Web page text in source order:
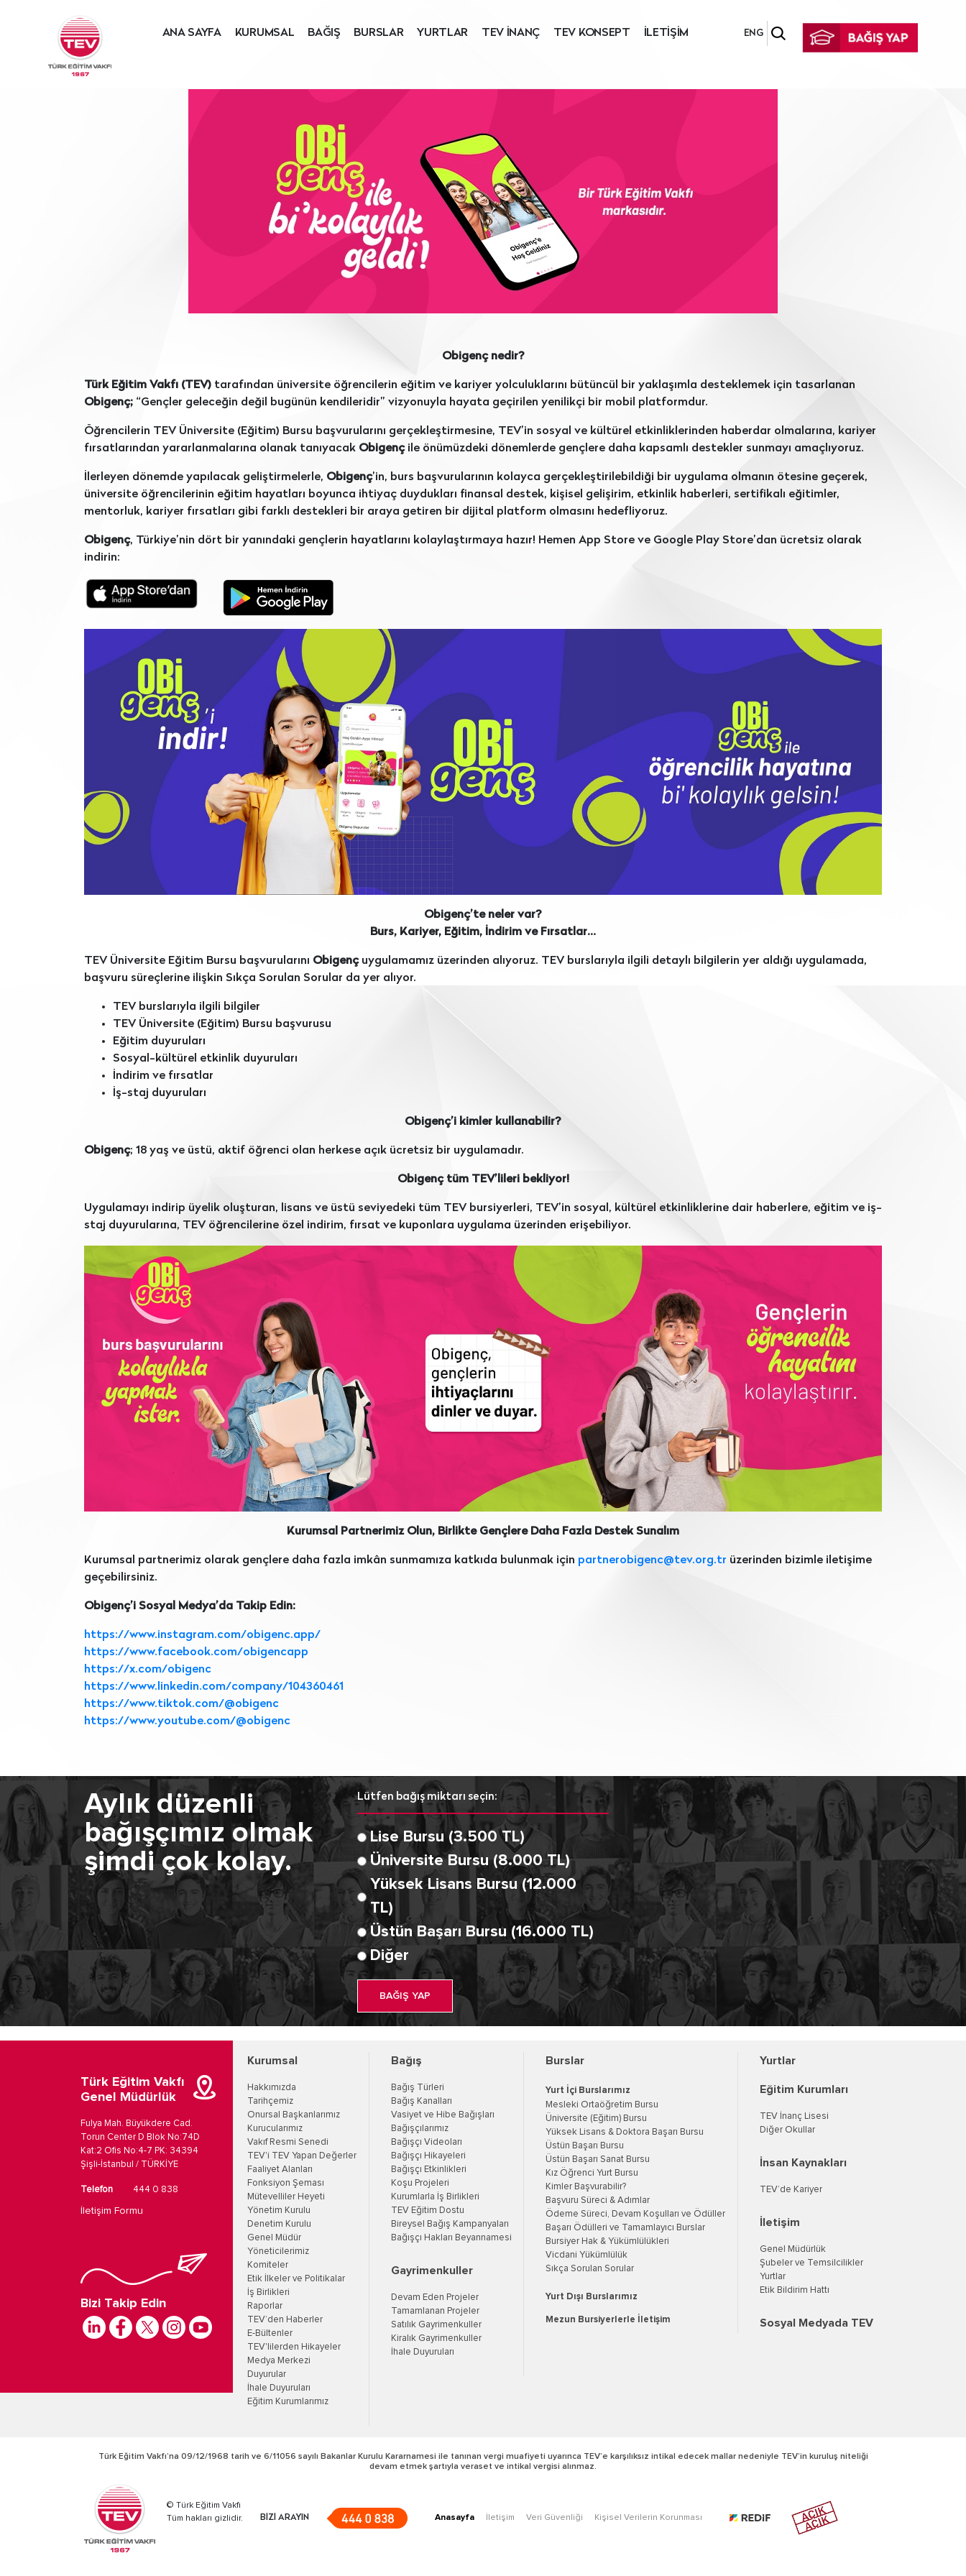
ANA SAYFA KURUMSAL BAĞIŞ BURSLAR YURTLAR TEV İNANÇ TEV KONSEPT İLETİŞİM ENG
Obigenç nedir?
Türk Eğitim Vakfı (TEV) tarafından üniversite öğrencilerin eğitim ve kariyer yolculuklarını bütüncül bir yaklaşımla desteklemek için tasarlanan
Obigenç; “Gençler geleceğin değil bugünün kendileridir” vizyonuyla hayata geçirilen yenilikçi bir mobil platformdur.
Öğrencilerin TEV Üniversite (Eğitim) Bursu başvurularını gerçekleştirmesine, TEV’in sosyal ve kültürel etkinliklerinden haberdar olmalarına, kariyer
fırsatlarından yararlanmalarına olanak tanıyacak Obigençile önümüzdeki dönemlerde gençlere daha kapsamlı destekler sunmayı amaçlıyoruz.
İlerleyen dönemde yapılacak geliştirmelerle, Obigenç’in, burs başvurularının kolayca gerçekleştirilebildiği bir uygulama olmanın ötesine geçerek,
üniversite öğrencilerinin eğitim hayatları boyunca ihtiyaç duydukları finansal destek, kişisel gelişirim, etkinlik haberleri, sertifikalı eğitimler,
mentorluk, kariyer fırsatları gibi farklı destekleri bir araya getiren bir dijital platform olmasını hedefliyoruz.
Obigenç, Türkiye’nin dört bir yanındaki gençlerin hayatlarını kolaylaştırmaya hazır! Hemen App Store ve Google Play Store’dan ücretsiz olarak
indirin:
Obigenç’te neler var?
Burs, Kariyer, Eğitim, İndirim ve Fırsatlar…
TEV Üniversite Eğitim Bursu başvurularını Obigençuygulamamız üzerinden alıyoruz. TEV burslarıyla ilgili detaylı bilgilerin yer aldığı uygulamada,
başvuru süreçlerine ilişkin Sıkça Sorulan Sorular da yer alıyor.
TEV burslarıyla ilgili bilgiler
TEV Üniversite (Eğitim) Bursu başvurusu
Eğitim duyuruları
Sosyal-kültürel etkinlik duyuruları
İndirim ve fırsatlar
İş-staj duyuruları
Obigenç’i kimler kullanabilir?
Obigenç; 18 yaş ve üstü, aktif öğrenci olan herkese açık ücretsiz bir uygulamadır.
Obigenç tüm TEV’lileri bekliyor!
Uygulamayı indirip üyelik oluşturan, lisans ve üstü seviyedeki tüm TEV bursiyerleri, TEV’in sosyal, kültürel etkinliklerine dair haberlere, eğitim ve iş-
staj duyurularına, TEV öğrencilerine özel indirim, fırsat ve kuponlara uygulama üzerinden erişebiliyor.
Kurumsal Partnerimiz Olun, Birlikte Gençlere Daha Fazla Destek Sunalım
Kurumsal partnerimiz olarak gençlere daha fazla imkân sunmamıza katkıda bulunmak için partnerobigenc@tev.org.tr üzerinden bizimle iletişime
geçebilirsiniz.
Obigenç’i Sosyal Medya’da Takip Edin:
https://www.instagram.com/obigenc.app/
https://www.facebook.com/obigencapp
https://x.com/obigenc
https://www.linkedin.com/company/104360461
https://www.tiktok.com/@obigenc
https://www.youtube.com/@obigenc
Aylık düzenli
bağışçımız olmak
şimdi çok kolay.
Lütfen bağış miktarı seçin:
Lise Bursu (3.500 TL)
Üniversite Bursu (8.000 TL)
Yüksek Lisans Bursu (12.000
TL)
Üstün Başarı Bursu (16.000 TL)
Diğer
BAĞIŞ YAP
Türk Eğitim Vakfı
Genel Müdürlük
Fulya Mah. Büyükdere Cad.
Torun Center D Blok No:74D
Kat:2 Ofis No:4-7 PK: 34394
Şişli-İstanbul / TÜRKİYE
Telefon 444 0 838
İletişim Formu
Bizi Takip Edin
Kurumsal
Hakkımızda
Tarihçemiz
Onursal Başkanlarımız
Kurucularımız
Vakıf Resmi Senedi
TEV'i TEV Yapan Değerler
Faaliyet Alanları
Fonksiyon Şeması
Mütevelliler Heyeti
Yönetim Kurulu
Denetim Kurulu
Genel Müdür
Yöneticilerimiz
Komiteler
Etik İlkeler ve Politikalar
İş Birlikleri
Raporlar
TEV’den Haberler
E-Bültenler
TEV'lilerden Hikayeler
Medya Merkezi
Duyurular
İhale Duyuruları
Eğitim Kurumlarımız
Bağış
Bağış Türleri
Bağış Kanalları
Vasiyet ve Hibe Bağışları
Bağışçılarımız
Bağışçı Videoları
Bağışçı Hikayeleri
Bağışçı Etkinlikleri
Koşu Projeleri
Kurumlarla İş Birlikleri
TEV Eğitim Dostu
Bireysel Bağış Kampanyaları
Bağışçı Hakları Beyannamesi
Gayrimenkuller
Devam Eden Projeler
Tamamlanan Projeler
Satılık Gayrimenkuller
Kiralık Gayrimenkuller
İhale Duyuruları
Burslar
Yurt İçi Burslarımız
Mesleki Ortaöğretim Bursu
Üniversite (Eğitim) Bursu
Yüksek Lisans & Doktora Başarı Bursu
Üstün Başarı Bursu
Üstün Başarı Sanat Bursu
Kız Öğrenci Yurt Bursu
Kimler Başvurabilir?
Başvuru Süreci & Adımlar
Ödeme Süreci, Devam Koşulları ve Ödüller
Başarı Ödülleri ve Tamamlayıcı Burslar
Bursiyer Hak & Yükümlülükleri
Vicdani Yükümlülük
Sıkça Sorulan Sorular
Yurt Dışı Burslarımız
Mezun Bursiyerlerle İletişim
Yurtlar
Eğitim Kurumları
TEV İnanç Lisesi
Diğer Okullar
İnsan Kaynakları
TEV’de Kariyer
İletişim
Genel Müdürlük
Şubeler ve Temsilcilikler
Yurtlar
Etik Bildirim Hattı
Sosyal Medyada TEV
Türk Eğitim Vakfı’na 09/12/1968 tarih ve 6/11056 sayılı Bakanlar Kurulu Kararnamesi ile tanınan vergi muafiyeti uyarınca TEV’e karşılıksız intikal edecek mallar nedeniyle TEV’in kuruluş niteliği
devam etmek şartıyla veraset ve intikal vergisi alınmaz.
© Türk Eğitim Vakfı
Tüm hakları gizlidir.
BİZİ ARAYIN Anasayfa İletişim Veri Güvenliği Kişisel Verilerin Korunması